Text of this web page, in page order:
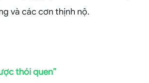
và các cơn thịnh nộ.
thói quen”